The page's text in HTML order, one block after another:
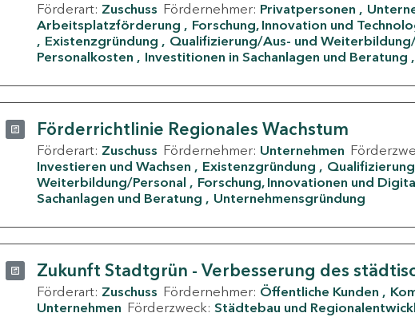
Förderart: Zuschuss Fördernehmer: Privatpersonen
Arbeitsplatzförderung
Forschung, Innovation und
Existenzgründung
Qualifizierung/Aus- und
Personalkosten
Investitionen in Sachanlagen und Beratung
Förderrichtlinie Regionales Wachstum
Förderart: Zuschuss Fördernehmer: Unternehmen
Investieren und Wachsen
Existenzgründung
Weiterbildung/Personal
Forschung, Innovationen und
Sachanlagen und Beratung
Unternehmensgründung
Zukunft Stadtgrün - Verbesserung des
Förderart: Zuschuss Fördernehmer: Öffentliche Kunden
Unternehmen Förderzweck: Städtebau und